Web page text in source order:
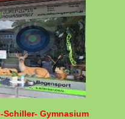
Gymnasium